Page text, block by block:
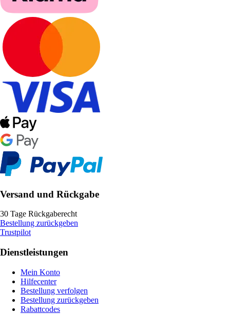
Versand und Rückgabe
30 Tage Rückgaberecht
Bestellung zurückgeben
Trustpilot
Dienstleistungen
Mein Konto
Hilfecenter
Bestellung verfolgen
Bestellung zurückgeben
Rabattcodes